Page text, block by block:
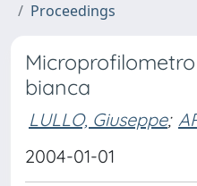
Proceedings
bianca
LULLO, Giuseppe;
2004-01-01